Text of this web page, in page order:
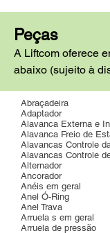
Peças
A Liftcom oferece
abaixo (sujeito à
Abraçadeira
Adaptador
Alavanca Externa e
Alavanca Freio de
Alavancas Controle
Alavancas Controle
Alternador
Ancorador
Anéis em geral
Anel Ó-Ring
Anel Trava
Arruela s em geral
Arruela de pressão